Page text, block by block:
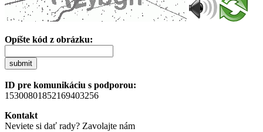
Opíšte kód z obrázku:
submit
ID pre komunikáciu s podporou:
15300801852169403256
Kontakt
Neviete si dať rady? Zavolajte nám